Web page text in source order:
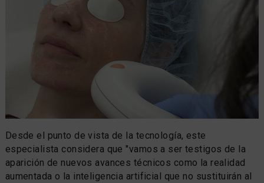
Desde el punto de vista de la tecnología, este
especialista considera que "vamos a ser testigos de la
aparición de nuevos avances técnicos como la realidad
aumentada o la inteligencia artificial que no sustituirán al